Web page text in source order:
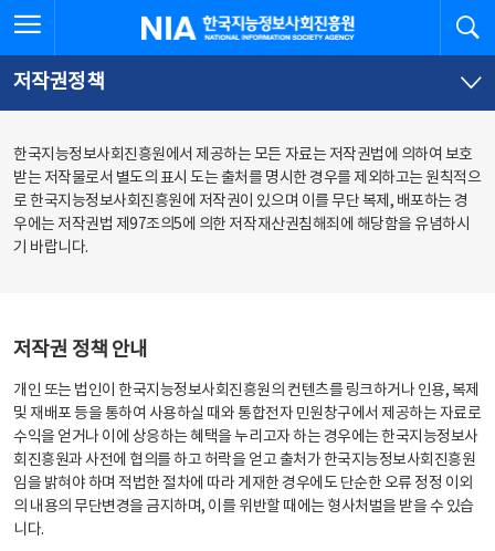
문
로
가
체
뉴
바
가
한국지능정보사회진흥원
저작권정책
한국지능정보사회진흥원에서 제공하는 모든 자료는 저작권법에 의하여 보호
받는 저작물로서 별도의 표시 도는 출처를 명시한 경우를 제외하고는 원칙적으
로 한국지능정보사회진흥원에 저작권이 있으며 이를 무단 복제, 배포하는 경
우에는 저작권법 제97조의5에 의한 저작재산권침해죄에 해당함을 유념하시
기 바랍니다.
저작권 정책 안내
개인 또는 법인이 한국지능정보사회진흥원의 컨텐츠를 링크하거나 인용, 복제
및 재배포 등을 통하여 사용하실 때와 통합전자 민원창구에서 제공하는 자료로
수익을 얻거나 이에 상응하는 혜택을 누리고자 하는 경우에는 한국지능정보사
회진흥원과 사전에 협의를 하고 허락을 얻고 출처가 한국지능정보사회진흥원
임을 밝혀야 하며 적법한 절차에 따라 게재한 경우에도 단순한 오류 정정 이외
의 내용의 무단변경을 금지하며, 이를 위반할 때에는 형사처벌을 받을 수 있습
니다.